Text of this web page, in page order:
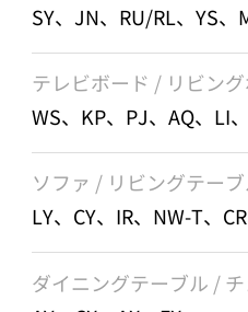
SY、JN、RU/RL、YS、
テレビボード / リビン
WS、KP、PJ、AQ、LI
ソファ / リビングテー
LY、CY、IR、NW-T、
ダイニングテーブル /